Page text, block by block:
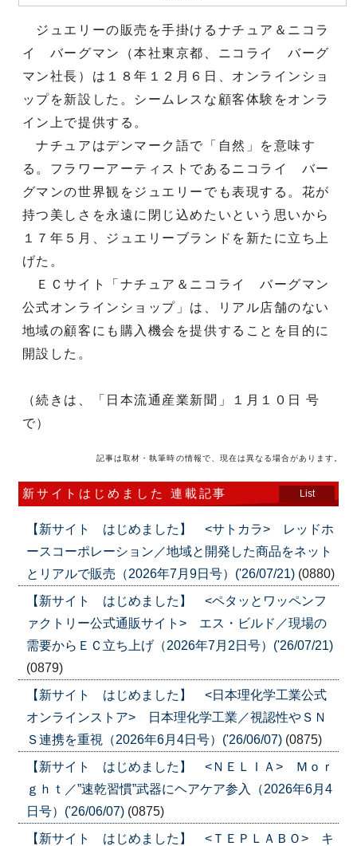
ジュエリーの販売を手掛けるナチュア＆ニコラ
イ バーグマン（本社東京都、ニコライ バーグ
マン社長）は１８年１２月６日、オンラインショ
ップを新設した。シームレスな顧客体験をオンラ
イン上で提供する。
ナチュアはデンマーク語で「自然」を意味す
る。フラワーアーティストであるニコライ バー
グマンの世界観をジュエリーでも表現する。花が
持つ美しさを永遠に閉じ込めたいという思いから
１７年５月、ジュエリーブランドを新たに立ち上
げた。
ＥＣサイト「ナチュア＆ニコライ バーグマン
公式オンラインショップ」は、リアル店舗のない
地域の顧客にも購入機会を提供することを目的に
開設した。
（続きは、「日本流通産業新聞」１月１０日 号
で）
記事は取材・執筆時の情報で、現在は異なる場合があります。
新サイトはじめました 連載記事 List
【新サイト はじめました】 <サトカラ> レッドホ
ースコーポレーション／地域と開発した商品をネット
とリアルで販売（2026年7月9日号）('26/07/21) (0880)
【新サイト はじめました】 <ペタッとワッペンフ
ァクトリー公式通販サイト> エス・ビルド／現場の
需要からＥＣ立ち上げ（2026年7月2日号）('26/07/21)
(0879)
【新サイト はじめました】 <日本理化学工業公式
オンラインストア> 日本理化学工業／視認性やＳＮ
Ｓ連携を重視（2026年6月4日号）('26/06/07) (0875)
【新サイト はじめました】 <ＮＥＬＩＡ> Ｍｏｒ
ｇｈｔ／”速乾習慣”武器にヘアケア参入（2026年6月4
日号）('26/06/07) (0875)
【新サイト はじめました】 <ＴＥＰＬＡＢＯ> キ